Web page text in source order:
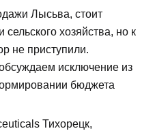
Лысьва, стоит
хозяйства, но к
не приступили.
исключение из
бюджета
Тихорецк,